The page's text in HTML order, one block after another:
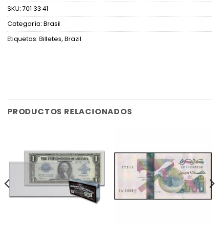
SKU: 701 33 41
Categoría: Brasil
Etiquetas: Billetes, Brazil
PRODUCTOS RELACIONADOS